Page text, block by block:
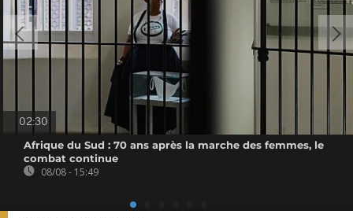
02:30
Afrique du Sud : 70 ans après la marche des femmes, le
combat continue
08/08 - 15:49